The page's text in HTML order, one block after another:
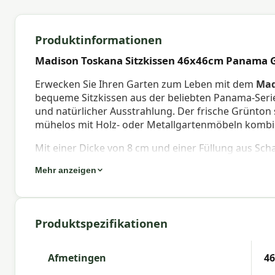
Produktinformationen
Madison Toskana Sitzkissen 46x46cm Panama
Erwecken Sie Ihren Garten zum Leben mit dem
bequeme Sitzkissen aus der beliebten Panama-
und natürlicher Ausstrahlung. Der frische
mühelos mit Holz- oder Metallgartenmöbeln
Mit einer Dicke von 8 cm und einer Füllung aus
angenehm anfühlt und gut gegen den täglichen
Eigenschaften Madison Toscana
hat eine Größe von 46x46 cm und
Bezug besteht aus 50% Baumwolle, 45%
atmungsaktiv und farbecht (Farbechtheit 6 von 8),
Mehr anzeigen
Produktspezifikationen
Afmetingen